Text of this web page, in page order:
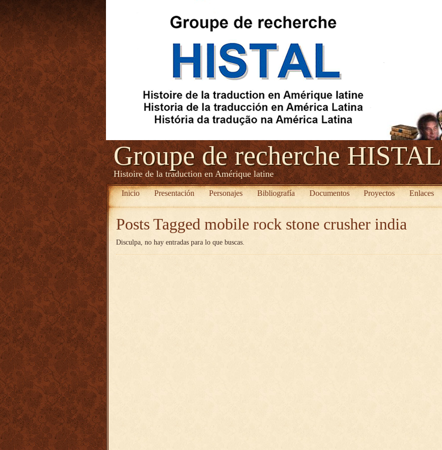
Groupe de recherche HISTAL
Histoire de la traduction en Amérique latine
Inicio Presentación Personajes Bibliografía Documentos Proyectos Enlaces
Posts Tagged mobile rock stone crusher india
Disculpa, no hay entradas para lo que buscas.